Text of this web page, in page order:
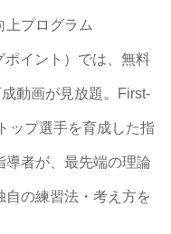
上プログラム
ポイント）では、無料
動画が見放題。First-
ップ選手を育成した指
者が、最先端の理論
の練習法・考え方を